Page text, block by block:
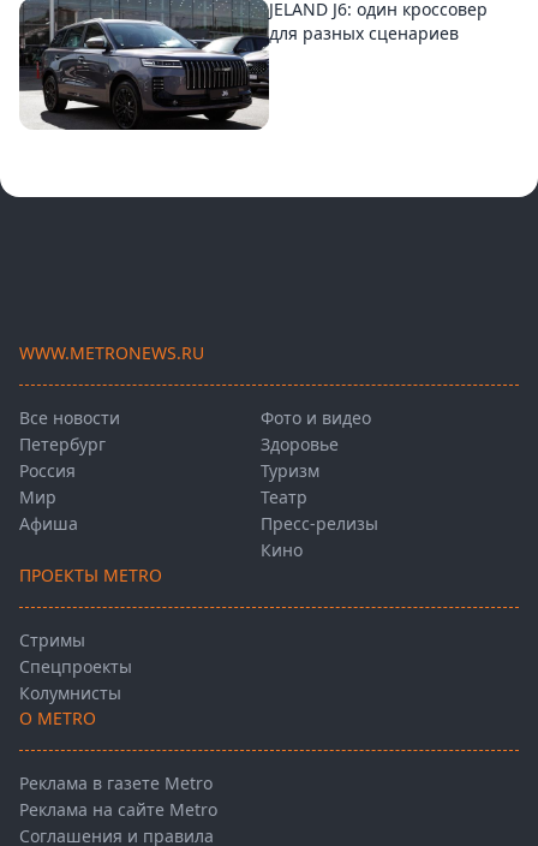
JELAND J6: один кроссовер
для разных сценариев
WWW.METRONEWS.RU
Все новости
Петербург
Россия
Мир
Афиша
Фото и видео
Здоровье
Туризм
Театр
Пресс-релизы
Кино
ПРОЕКТЫ METRO
Стримы
Спецпроекты
Колумнисты
О METRO
Реклама в газете Metro
Реклама на сайте Metro
Соглашения и правила